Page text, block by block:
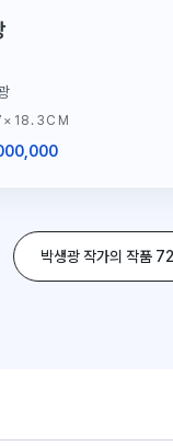
박생광 작가의 작품